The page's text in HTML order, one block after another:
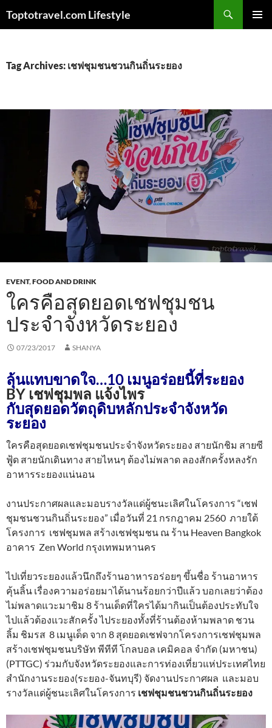
Toptotravel.com Lifestyle
Tag Archives: เชฟชุมชนชวนกินถิ่นระยอง
EVENT,FOOD AND DRINK
ใครคือสุดยอดเชฟชุมชน
ประจำจังหวัดระยอง
07/23/2017 SHANYA
ลุ้นแทบขาดใจ…10 เมนูอร่อยนี้ที่ระยอง
BY เชฟชุมพล แจ้งไพร
กับสุดยอดวัตถุดิบหลักประจำจังหวัด
ระยอง
ใครคือสุดยอดเชฟชุมชนประจำจังหวัดระยอง สายนักชิม สายซี
ฟู้ด สายนักเดินทาง สายไหนๆ ต้องไม่พลาด ลองสักครั้งหลงรัก
อาหารระยองแน่นอน
งานประกาศผลและมอบรางวัลแด่ผู้ชนะเลิศในโครงการ “เชฟ
ชุมชนชวนกินถิ่นระยอง” เมื่อวันที่ 21 กรกฎาคม 2560 ภายใต้
โครงการ เชฟชุมพล สร้างเชฟชุมชน ณ ร้าน Heaven Bangkok
อาคาร Zen World กรุงเทพมหานคร
ไปเที่ยวระยองแล้วนึกถึงร้านอาหารอร่อยๆ ขึ้นชื่อ ร้านอาหาร
คุ้นลิ้น เรื่องความอร่อยมาได้นานร้อยกว่าปีแล้ว บอกเลยว่าต้อง
ไม่พลาดแวะมาชิม 8 ร้านเด็ดที่ใครได้มากินเป็นต้องประทับใจ
ไปแล้วต้องแวะสักครั้ง ไประยองทั้งที่ร้านต้องห้ามพลาด ชวน
ลิ้ม ชิมรส 8 เมนูเด็ด จาก 8 สุดยอดเชฟจากโครงการเชฟชุมพล
สร้างเชฟชุมชนบริษัท พีทีที โกลบอล เคมิคอล จำกัด (มหาชน)
(PTTGC) ร่วมกับจังหวัดระยองและการท่องเที่ยวแห่ประเทศไทย
สำนักงานระยอง(ระยอง-จันทบุรี) จัดงานประกาศผล และมอบ
รางวัลแด่ผู้ชนะเลิศในโครงการ เชฟชุมชนชวนกินถิ่นระยอง